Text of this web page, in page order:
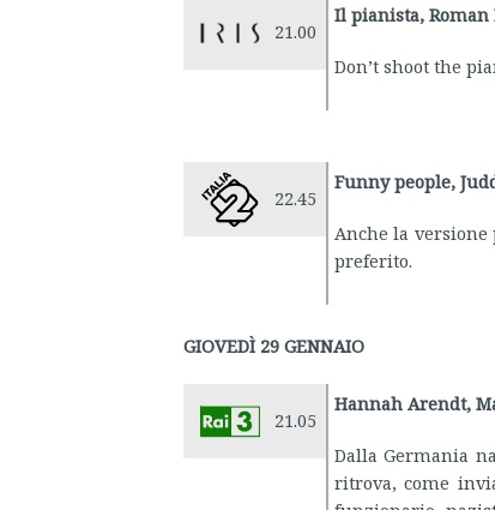
21.00
Il pianista, Roman
Don’t shoot the
22.45
Funny people,
Anche la
preferito.
GIOVEDÌ 29 GENNAIO
21.05
Hannah Arendt,
Dalla Germania
ritrova, come